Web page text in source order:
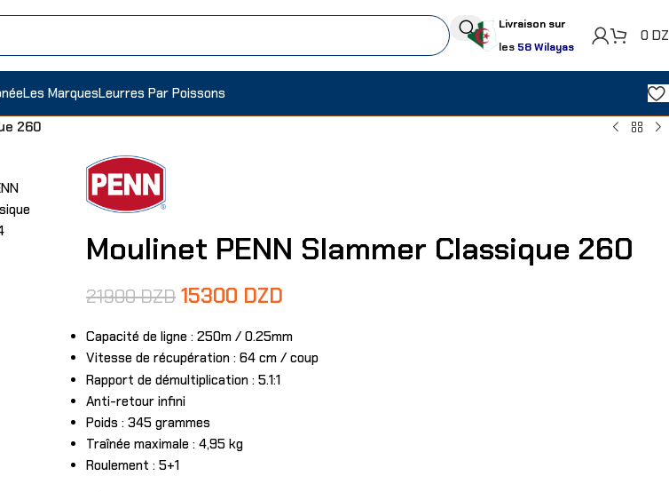
Livraison sur
les 58 Wilayas
0
Les MarquesLeurres Par Poissons
260
Moulinet PENN Slammer Classique 260
21900DZD 15300 DZD
Capacité de ligne : 250m / 0.25mm
Vitesse de récupération : 64 cm / coup
Rapport de démultiplication : 5.1:1
Anti-retour infini
Poids : 345 grammes
Traînée maximale : 4,95 kg
Roulement : 5+1